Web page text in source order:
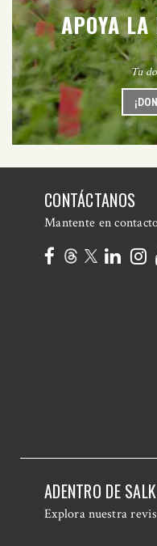
APOYA
Tu
CONTÁCTANOS
Mantente en
ADENTRO DE SALK
Explora nuestra